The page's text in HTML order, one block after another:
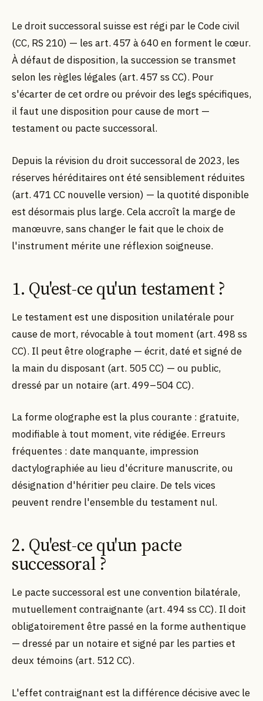
Le droit successoral suisse est régi par le Code civil
(CC, RS 210) — les art. 457 à 640 en forment le cœur.
À défaut de disposition, la succession se transmet
selon les règles légales (art. 457 ss CC). Pour
s'écarter de cet ordre ou prévoir des legs spécifiques,
il faut une disposition pour cause de mort —
testament ou pacte successoral.
Depuis la révision du droit successoral de 2023, les
réserves héréditaires ont été sensiblement réduites
(art. 471 CC nouvelle version) — la quotité disponible
est désormais plus large. Cela accroît la marge de
manœuvre, sans changer le fait que le choix de
l'instrument mérite une réflexion soigneuse.
1. Qu'est-ce qu'un testament ?
Le testament est une disposition unilatérale pour
cause de mort, révocable à tout moment (art. 498 ss
CC). Il peut être olographe — écrit, daté et signé de
la main du disposant (art. 505 CC) — ou public,
dressé par un notaire (art. 499–504 CC).
La forme olographe est la plus courante : gratuite,
modifiable à tout moment, vite rédigée. Erreurs
fréquentes : date manquante, impression
dactylographiée au lieu d'écriture manuscrite, ou
désignation d'héritier peu claire. De tels vices
peuvent rendre l'ensemble du testament nul.
2. Qu'est-ce qu'un pacte
successoral ?
Le pacte successoral est une convention bilatérale,
mutuellement contraignante (art. 494 ss CC). Il doit
obligatoirement être passé en la forme authentique
— dressé par un notaire et signé par les parties et
deux témoins (art. 512 CC).
L'effet contraignant est la différence décisive avec le